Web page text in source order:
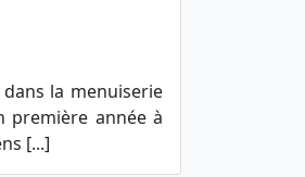
la menuiserie
première année à
[...]